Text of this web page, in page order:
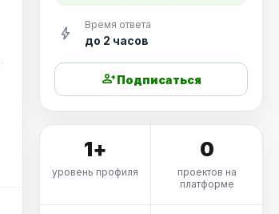
bolt Время ответа
до 2 часов
person_addПодписаться
1+
уровень профиля
0
проектов на
платформе